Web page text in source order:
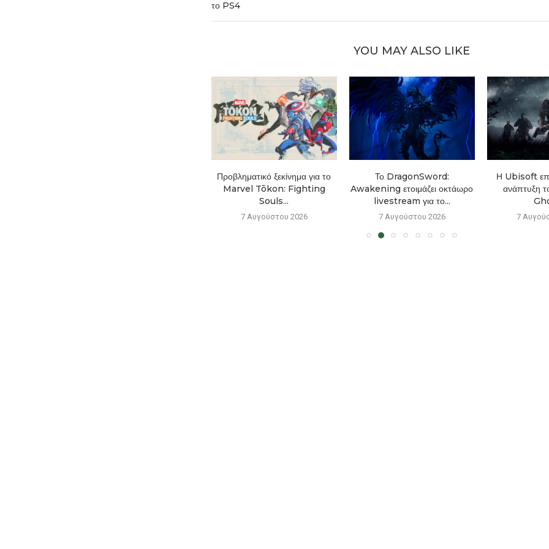
το PS4
YOU MAY ALSO LIKE
Προβληματικό ξεκίνημα για το
Marvel Tōkon: Fighting
Souls...
7 Αυγούστου 2026
Το DragonSword:
Awakening ετοιμάζει οκτάωρο
livestream για το...
7 Αυγούστου 2026
Η Ubisoft
ανάπτυξη
7